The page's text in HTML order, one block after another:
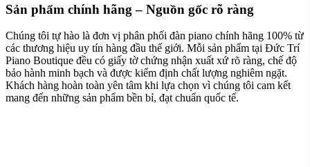
Sản phẩm chính hãng – Nguồn gốc rõ ràng
Chúng tôi tự hào là đơn vị phân phối đàn piano chính hãng 100% từ
các thương hiệu uy tín hàng đầu thế giới. Mỗi sản phẩm tại Đức Trí
Piano Boutique đều có giấy tờ chứng nhận xuất xứ rõ ràng, chế độ
bảo hành minh bạch và được kiểm định chất lượng nghiêm ngặt.
Khách hàng hoàn toàn yên tâm khi lựa chọn vì chúng tôi cam kết
mang đến những sản phẩm bền bỉ, đạt chuẩn quốc tế.